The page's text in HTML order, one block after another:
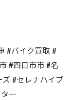
#バイク買取 #
#四日市市 #名
ズ #セレナハイブ
ー